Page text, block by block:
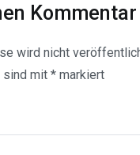
Kommentar
wird nicht
sind mit * markiert